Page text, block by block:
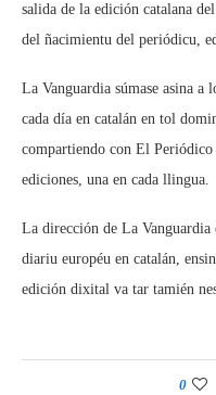
salida de la edición catalana
del ñacimientu del periódicu,
La Vanguardia súmase asina a
cada día en catalán en tol
compartiendo con El Periódico
ediciones, una en cada llingua.
La dirección de La Vanguardia
diariu européu en catalán,
edición dixital va tar tamién
0